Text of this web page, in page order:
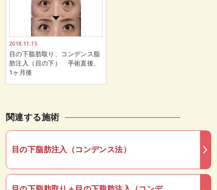
2018.11.15
目の下脂肪取り、コンデンス脂
肪注入（目の下） 手術直後、
1ヶ月後
関連する施術
目の下脂肪注入（コンデンス法）